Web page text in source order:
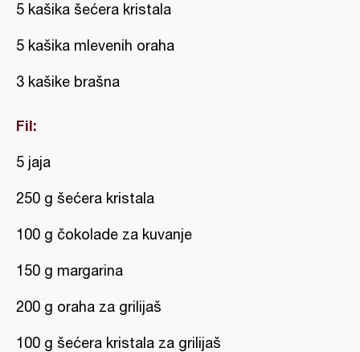
5 kašika šećera kristala
5 kašika mlevenih oraha
3 kašike brašna
Fil:
5 jaja
250 g šećera kristala
100 g čokolade za kuvanje
150 g margarina
200 g oraha za grilijaš
100 g šećera kristala za grilijaš